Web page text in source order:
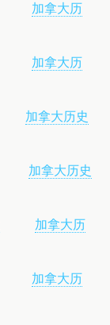
加拿大历
加拿大历
加拿大历史
加拿大历史
加拿大历
加拿大历